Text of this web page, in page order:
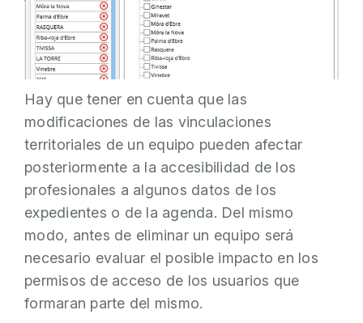
Hay que tener en cuenta que las
modificaciones de las vinculaciones
territoriales de un equipo pueden afectar
posteriormente a la accesibilidad de los
profesionales a algunos datos de los
expedientes o de la agenda. Del mismo
modo, antes de eliminar un equipo será
necesario evaluar el posible impacto en los
permisos de acceso de los usuarios que
formaran parte del mismo.